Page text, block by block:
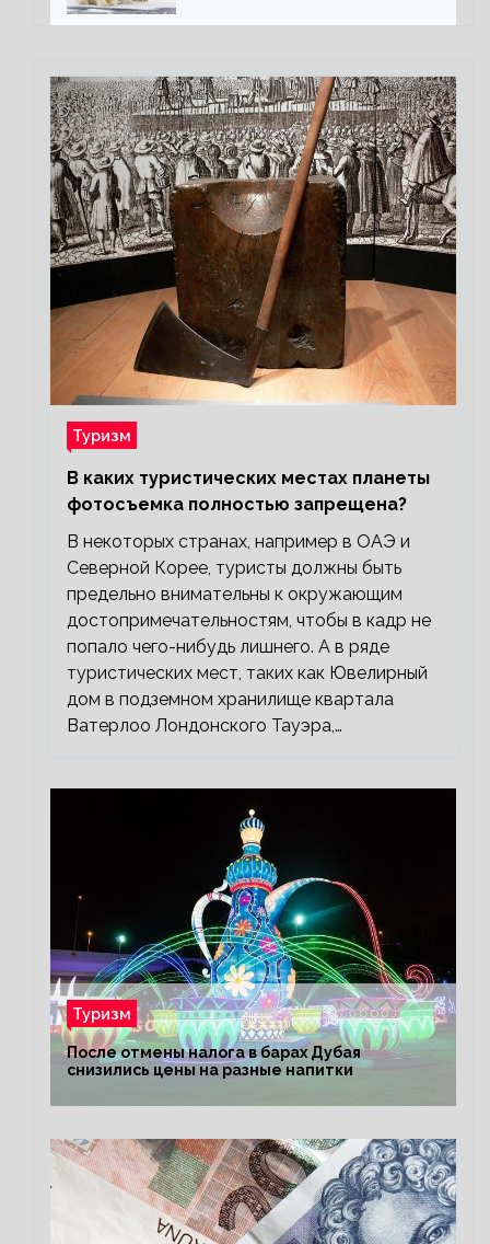
Туризм
В каких туристических местах планеты
фотосъемка полностью запрещена?
В некоторых странах, например в ОАЭ и
Северной Корее, туристы должны быть
предельно внимательны к окружающим
достопримечательностям, чтобы в кадр не
попало чего-нибудь лишнего. А в ряде
туристических мест, таких как Ювелирный
дом в подземном хранилище квартала
Ватерлоо Лондонского Тауэра,…
Туризм
После отмены налога в барах Дубая
снизились цены на разные напитки